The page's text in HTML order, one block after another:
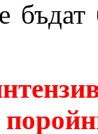
бъдат